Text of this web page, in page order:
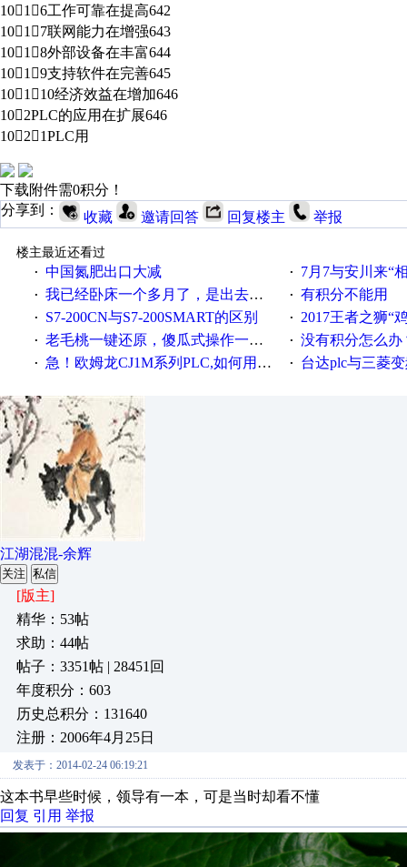
1016工作可靠在提高642
1017联网能力在增强643
1018外部设备在丰富644
1019支持软件在完善645
10110经济效益在增加646
102PLC的应用在扩展646
1021PLC用
下载附件需0积分！
分享到：
收藏 邀请回答 回复楼主 举报
楼主最近还看过
· 中国氮肥出口大减 · 7月7与安川来“
· 我已经卧床一个多月了，是出去安装机械手在高速遭遇车祸所致:大家工作都要特别注意啊 · 有积分不能用
· S7-200CN与S7-200SMART的区别 · 2017王者之狮“鸡”情签到
· 老毛桃一键还原，傻瓜式操作一键轻松备份还原；程序为向导式安装，一键即可实现自动备份或还原系统。 · 没有积分怎么办
· 急！欧姆龙CJ1M系列PLC,如何用时间控制变频器。要求时间在组态王中可以自由输入！拜托各位大神了！ · 台达plc与三菱
江湖混混-余辉
关注 私信
[版主]
精华：53帖
求助：44帖
帖子：3351帖 | 28451回
年度积分：603
历史总积分：131640
注册：2006年4月25日
发表于：2014-02-24 06:19:21
这本书早些时候，领导有一本，可是当时却看不懂
回复 引用 举报